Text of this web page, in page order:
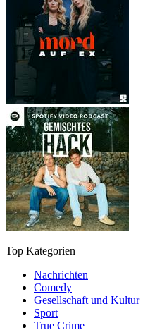
Top Kategorien
Nachrichten
Comedy
Gesellschaft und Kultur
Sport
True Crime